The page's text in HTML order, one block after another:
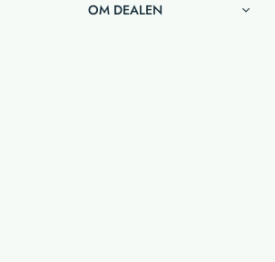
OM DEALEN